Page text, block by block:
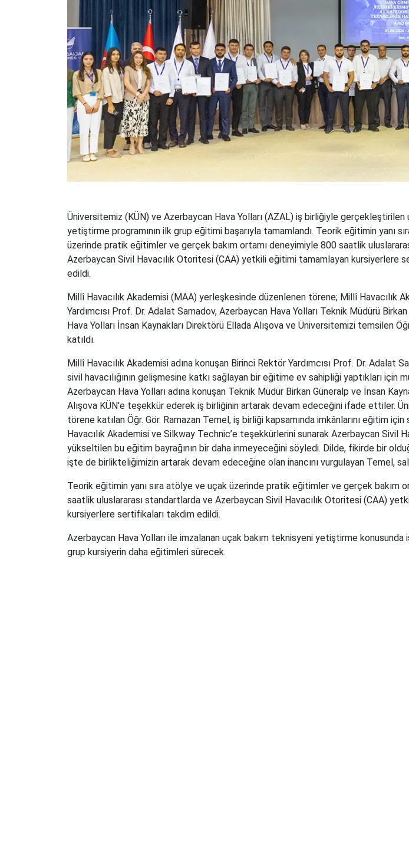
Üniversitemiz (KÜN) ve Azerbaycan Hava Yolları (AZAL) iş birliğiyle gerçekleştirilen
yetiştirme programının ilk grup eğitimi başarıyla tamamlandı. Teorik eğitimin yanı
üzerinde pratik eğitimler ve gerçek bakım ortamı deneyimiyle 800 saatlik
Azerbaycan Sivil Havacılık Otoritesi (CAA) yetkili eğitimi tamamlayan kursiyerlere
edildi.
Millî Havacılık Akademisi (MAA) yerleşkesinde düzenlenen törene; Millî Havacılık
Yardımcısı Prof. Dr. Adalat Samadov, Azerbaycan Hava Yolları Teknik Müdürü
Hava Yolları İnsan Kaynakları Direktörü Ellada Alışova ve Üniversitemizi temsilen
katıldı.
Millî Havacılık Akademisi adına konuşan Birinci Rektör Yardımcısı Prof. Dr. Adalat
sivil havacılığının gelişmesine katkı sağlayan bir eğitime ev sahipliği yaptıkları için
Azerbaycan Hava Yolları adına konuşan Teknik Müdür Birkan Güneralp ve İnsan
Alışova KÜN'e teşekkür ederek iş birliğinin artarak devam edeceğini ifade ettiler.
törene katılan Öğr. Gör. Ramazan Temel, iş birliği kapsamında imkânlarını eğitim
Havacılık Akademisi ve Silkway Technic’e teşekkürlerini sunarak Azerbaycan Sivil
yükseltilen bu eğitim bayrağının bir daha inmeyeceğini söyledi. Dilde, fikirde bir
işte de birlikteliğimizin artarak devam edeceğine olan inancını vurgulayan Temel,
Teorik eğitimin yanı sıra atölye ve uçak üzerinde pratik eğitimler ve gerçek bakım
saatlik uluslararası standartlarda ve Azerbaycan Sivil Havacılık Otoritesi (CAA)
kursiyerlere sertifikaları takdim edildi.
Azerbaycan Hava Yolları ile imzalanan uçak bakım teknisyeni yetiştirme konusunda
grup kursiyerin daha eğitimleri sürecek.